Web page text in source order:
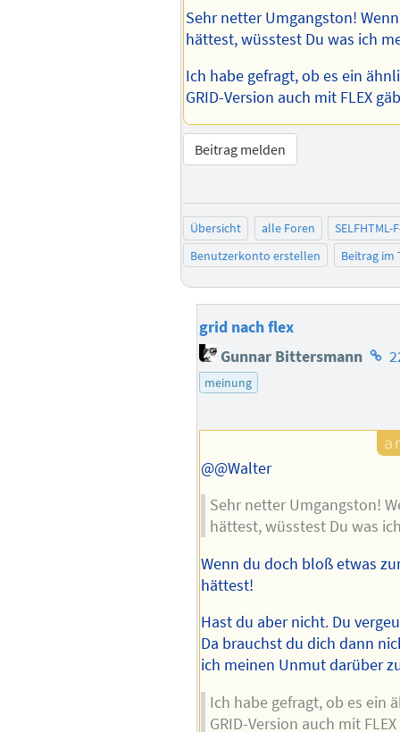
Sehr netter Umgangston!
hättest, wüsstest Du was ich
Ich habe gefragt, ob es ein
GRID-Version auch mit FLEX
Beitrag melden
Übersicht alle Foren
SELFHTML-
Benutzerkonto erstellen
Beitrag im
grid nach flex
Gunnar Bittersmann
meinung
@@Walter
Sehr netter Umgangston!
hättest, wüsstest Du was
Wenn du doch bloß etwas
hättest!
Hast du aber nicht. Du
Da brauchst du dich dann
ich meinen Unmut darüber
Ich habe gefragt, ob es ein
GRID-Version auch mit